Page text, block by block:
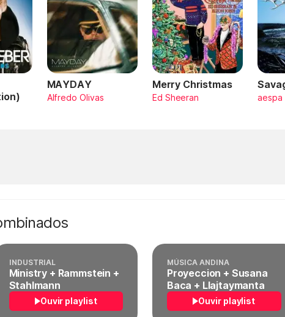
MAYDAY
Alfredo Olivas
Merry Christmas
Ed Sheeran aespa
INDUSTRIAL
Ministry + Rammstein +
Stahlmann
Ouvir playlist
MÚSICA ANDINA
Proyeccion + Susana
Baca + Llajtaymanta
Ouvir playlist